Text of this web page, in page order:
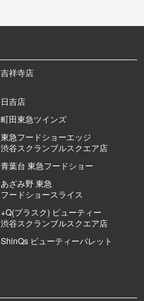
吉祥寺店
日吉店
町田東急ツインズ
東急フードショーエッジ
渋谷スクランブルスクエア店
青葉台 東急フードショー
あざみ野東急
フードショースライス
+Q(プラスク) ビューティー
渋谷スクランブルスクエア店
ShinQs ビューティーパレット